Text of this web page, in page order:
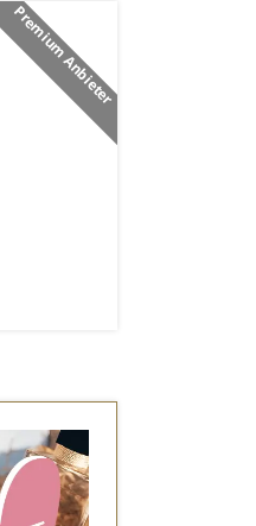
Premium Anbieter